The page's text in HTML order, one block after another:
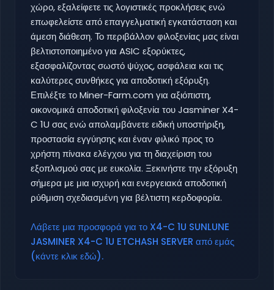
χώρο, εξαλείφετε τις λογιστικές προκλήσεις ενώ
επωφελείστε από επαγγελματική εγκατάσταση και
άμεση διάθεση. Το περιβάλλον φιλοξενίας μας είναι
βελτιστοποιημένο για ASIC εξορύκτες,
εξασφαλίζοντας σωστό ψύχος, ασφάλεια και τις
καλύτερες συνθήκες για αποδοτική εξόρυξη.
Επιλέξτε το Miner-Farm.com για αξιόπιστη,
οικονομικά αποδοτική φιλοξενία του Jasminer X4-
C 1U σας ενώ απολαμβάνετε ειδική υποστήριξη,
προστασία εγγύησης και έναν φιλικό προς το
χρήστη πίνακα ελέγχου για τη διαχείριση του
εξοπλισμού σας με ευκολία. Ξεκινήστε την εξόρυξη
σήμερα με μια ισχυρή και ενεργειακά αποδοτική
ρύθμιση σχεδιασμένη για βέλτιστη κερδοφορία.
Λάβετε μια προσφορά για το X4-C 1U SUNLUNE
JASMINER X4-C 1U ETCHASH SERVER από εμάς
(κάντε κλικ εδώ).